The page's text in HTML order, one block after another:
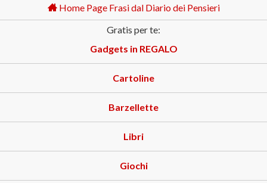
Home Page Frasi dal Diario dei Pensieri
Gratis per te:
Gadgets in REGALO
Cartoline
Barzellette
Libri
Giochi